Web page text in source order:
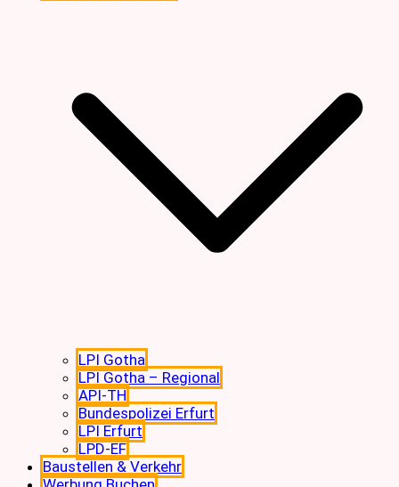
LPI Gotha
LPI Gotha – Regional
API-TH
Bundespolizei Erfurt
LPI Erfurt
LPD-EF
Baustellen & Verkehr